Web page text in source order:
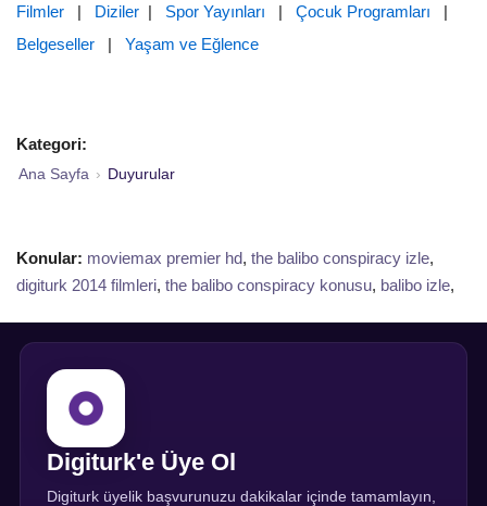
Filmler | Diziler | Spor Yayınları | Çocuk Programları |
Belgeseller | Yaşam ve Eğlence
Kategori:
Ana Sayfa › Duyurular
Konular: moviemax premier hd, the balibo conspiracy izle,
digiturk 2014 filmleri, the balibo conspiracy konusu, balibo izle,
Digiturk'e Üye Ol
Digiturk üyelik başvurunuzu dakikalar içinde tamamlayın,